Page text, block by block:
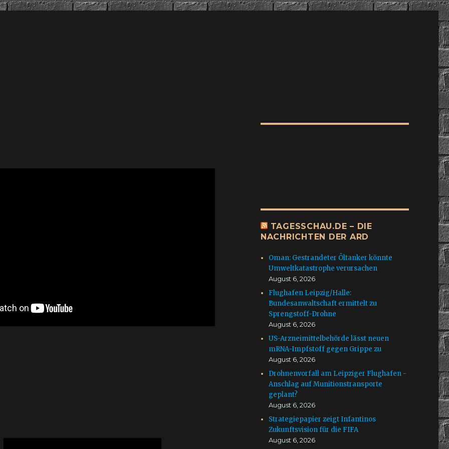
TAGESSCHAU.DE – DIE
NACHRICHTEN DER ARD
Oman: Gestrandeter Öltanker könnte
Umweltkatastrophe verursachen
August 6, 2026
Flughafen Leipzig/Halle:
Bundesanwaltschaft ermittelt zu
Sprengstoff-Drohne
August 6, 2026
US-Arzneimittelbehörde lässt neuen
mRNA-Impfstoff gegen Grippe zu
August 6, 2026
Drohnenvorfall am Leipziger Flughafen -
Anschlag auf Munitionstransporte
geplant?
August 6, 2026
Strategiepapier zeigt Infantinos
Zukunftsvision für die FIFA
August 6, 2026